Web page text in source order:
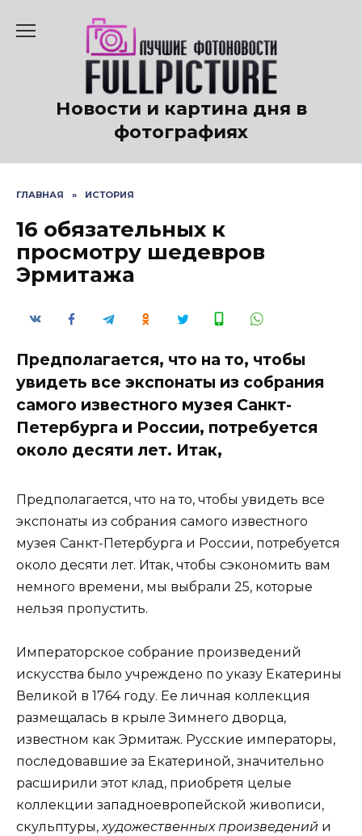
содержанию
Новости и картина дня в
фотографиях
ГЛАВНАЯ » ИСТОРИЯ
16 обязательных к
просмотру шедевров
Эрмитажа
Предполагается, что на то, чтобы
увидеть все экспонаты из собрания
самого известного музея Санкт-
Петербурга и России, потребуется
около десяти лет. Итак,
Предполагается, что на то, чтобы увидеть все
экспонаты из собрания самого известного
музея Санкт-Петербурга и России, потребуется
около десяти лет. Итак, чтобы сэкономить вам
немного времени, мы выбрали 25, которые
нельзя пропустить.
Императорское собрание произведений
искусства было учреждено по указу Екатерины
Великой в ​​1764 году. Ее личная коллекция
размещалась в крыле Зимнего дворца,
известном как Эрмитаж. Русские императоры,
последовавшие за Екатериной, значительно
расширили этот клад, приобретя целые
коллекции западноевропейской живописи,
скульптуры,художественных произведений и